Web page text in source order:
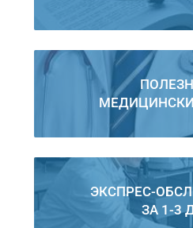
ЭКСПРЕС-
ЗА 1-3